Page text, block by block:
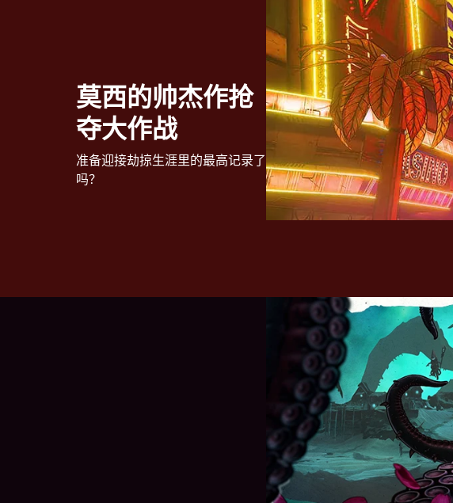
莫西的帅杰作抢
夺大作战
准备迎接劫掠生涯里的最高记录了
吗？